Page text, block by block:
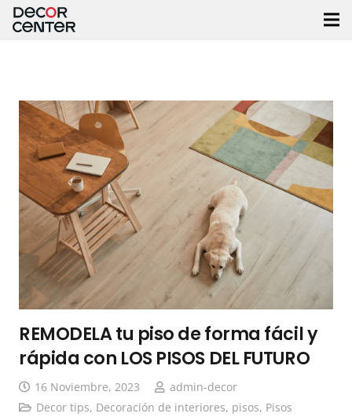
REMODELA tu piso de forma fácil y
rápida con LOS PISOS DEL FUTURO
16 Noviembre, 2023
admin-decor
Decor tips, Decoración de interiores, pisos, Pisos